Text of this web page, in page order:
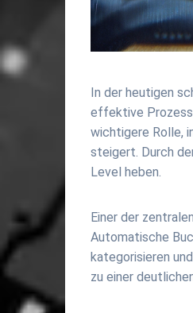
In der heutigen
effektive
wichtigere Rolle,
steigert. Durch
Level heben.
Einer der
Automatische
kategorisieren
zu einer